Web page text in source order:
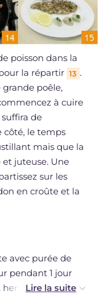
poisson dans la
la répartir 13 .
poêle,
à cuire
suffira de
côté, le temps
mais que la
juteuse. Une
sur les
en croûte et la
avec purée de
pendant 1 jour
hermétique.